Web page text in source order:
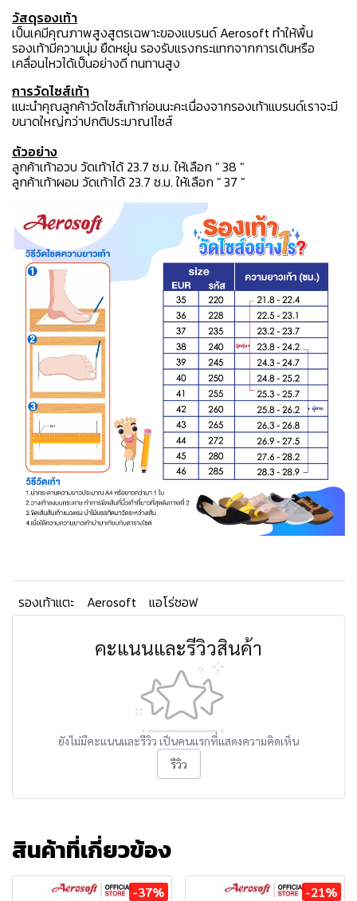
วัสดุรองเท้า
เป็นเคมีคุณภาพสูงสูตรเฉพาะของแบรนด์ Aerosoft ทำให้พื้น
รองเท้ามีความนุ่ม ยืดหยุ่น รองรับแรงกระแทกจากการเดินหรือ
เคลื่อนไหวได้เป็นอย่างดี ทนทานสูง
การวัดไซส์เท้า
แนะนำคุณลูกค้าวัดไซส์เท้าก่อนนะคะเนื่องจากรองเท้าแบรนด์เราจะมี
ขนาดใหญ่กว่าปกติประมาณ1ไซส์
ตัวอย่าง
ลูกค้าเท้าอวบ วัดเท้าได้ 23.7 ซ.ม. ให้เลือก " 38 "
ลูกค้าเท้าผอม วัดเท้าได้ 23.7 ซ.ม. ให้เลือก " 37 "
รองเท้าแตะ Aerosoft แอโร่ซอฟ
คะแนนและรีวิวสินค้า
ยังไม่มีคะแนนและรีวิว เป็นคนแรกที่แสดงความคิดเห็น
รีวิว
สินค้าที่เกี่ยวข้อง
-37% -21%